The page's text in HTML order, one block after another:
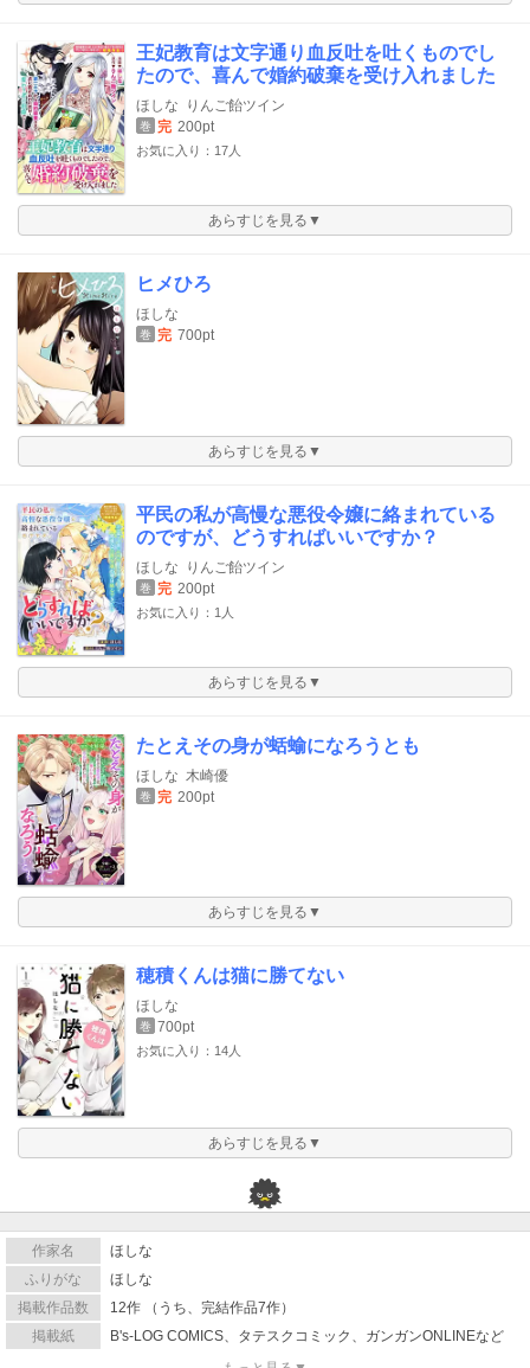
王妃教育は文字通り血反吐を吐くものでし
たので、喜んで婚約破棄を受け入れました
ほしな りんご飴ツイン
巻 完 200pt
お気に入り：17人
あらすじを見る▼
ヒメひろ
ほしな
巻 完 700pt
あらすじを見る▼
平民の私が高慢な悪役令嬢に絡まれている
のですが、どうすればいいですか？
ほしな りんご飴ツイン
巻 完 200pt
お気に入り：1人
あらすじを見る▼
たとえその身が蛞蝓になろうとも
ほしな 木崎優
巻 完 200pt
あらすじを見る▼
穂積くんは猫に勝てない
ほしな
巻 700pt
お気に入り：14人
あらすじを見る▼
作家名
ほしな
ふりがな
ほしな
掲載作品数
12作 （うち、完結作品7作）
掲載紙
B's-LOG COMICS、タテスクコミック、ガンガンONLINEなど